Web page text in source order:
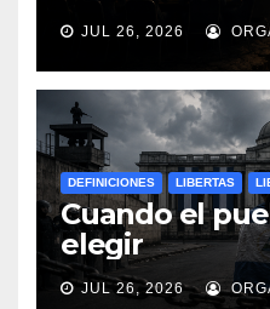
JUL 26, 2026
DEFINICIONES LIBERTAS
Cuando el
elegir
JUL 26, 2026